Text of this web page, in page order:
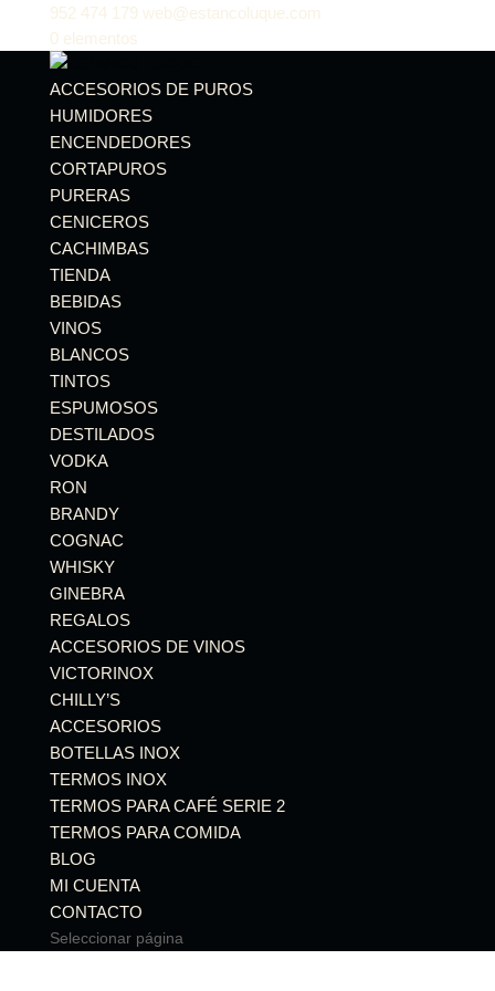
952 474 179 web@estancoluque.com
0 elementos
ACCESORIOS DE PUROS
HUMIDORES
ENCENDEDORES
CORTAPUROS
PURERAS
CENICEROS
CACHIMBAS
TIENDA
BEBIDAS
VINOS
BLANCOS
TINTOS
ESPUMOSOS
DESTILADOS
VODKA
RON
BRANDY
COGNAC
WHISKY
GINEBRA
REGALOS
ACCESORIOS DE VINOS
VICTORINOX
CHILLY’S
ACCESORIOS
BOTELLAS INOX
TERMOS INOX
TERMOS PARA CAFÉ SERIE 2
TERMOS PARA COMIDA
BLOG
MI CUENTA
CONTACTO
Seleccionar página